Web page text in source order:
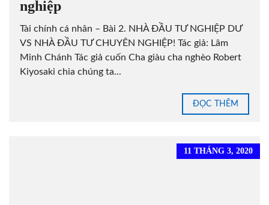
nghiệp
Tài chính cá nhân – Bài 2. NHÀ ĐẦU TƯ NGHIỆP DƯ
VS NHÀ ĐẦU TƯ CHUYÊN NGHIỆP! Tác giả: Lâm
Minh Chánh Tác giả cuốn Cha giàu cha nghèo Robert
Kiyosaki chia chúng ta...
ĐỌC THÊM
11 THÁNG 3, 2020